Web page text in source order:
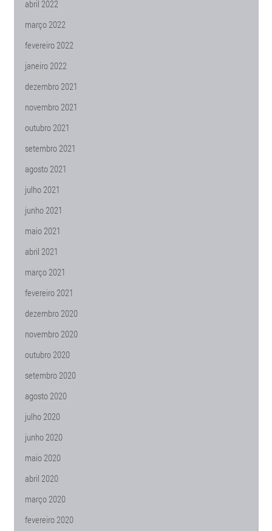
abril 2022
março 2022
fevereiro 2022
janeiro 2022
dezembro 2021
novembro 2021
outubro 2021
setembro 2021
agosto 2021
julho 2021
junho 2021
maio 2021
abril 2021
março 2021
fevereiro 2021
dezembro 2020
novembro 2020
outubro 2020
setembro 2020
agosto 2020
julho 2020
junho 2020
maio 2020
abril 2020
março 2020
fevereiro 2020